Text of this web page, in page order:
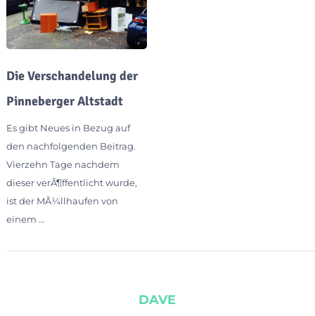
Die Verschandelung der
Pinneberger Altstadt
Es gibt Neues in Bezug auf
den nachfolgenden Beitrag.
Vierzehn Tage nachdem
dieser verÃ¶ffentlicht wurde,
ist der MÃ¼llhaufen von
einem …
DAVE